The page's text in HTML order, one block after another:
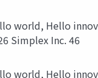
world, Hello
Simplex Inc. 46
world, Hello